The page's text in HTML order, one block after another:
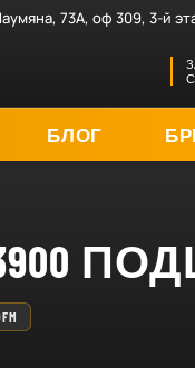
73А, оф 309, 3-й
БЛОГ
3900